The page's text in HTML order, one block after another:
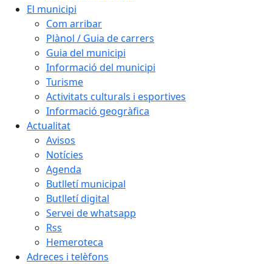
El municipi
Com arribar
Plànol / Guia de carrers
Guia del municipi
Informació del municipi
Turisme
Activitats culturals i esportives
Informació geogràfica
Actualitat
Avisos
Notícies
Agenda
Butlletí municipal
Butlletí digital
Servei de whatsapp
Rss
Hemeroteca
Adreces i telèfons